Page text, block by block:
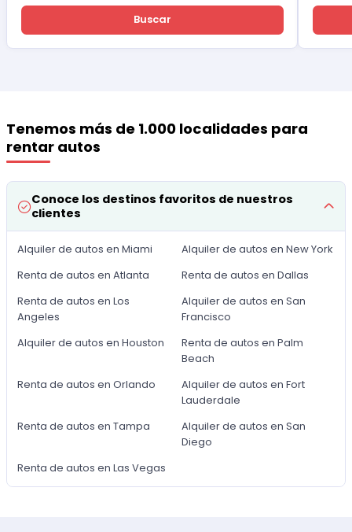
Buscar
Tenemos más de 1.000 localidades para
rentar autos
Conoce los destinos favoritos de nuestros
clientes
Alquiler de autos en Miami
Alquiler de autos en New York
Renta de autos en Atlanta
Renta de autos en Dallas
Renta de autos en Los
Angeles
Alquiler de autos en San
Francisco
Alquiler de autos en Houston
Renta de autos en Palm
Beach
Renta de autos en Orlando
Alquiler de autos en Fort
Lauderdale
Renta de autos en Tampa
Alquiler de autos en San
Diego
Renta de autos en Las Vegas